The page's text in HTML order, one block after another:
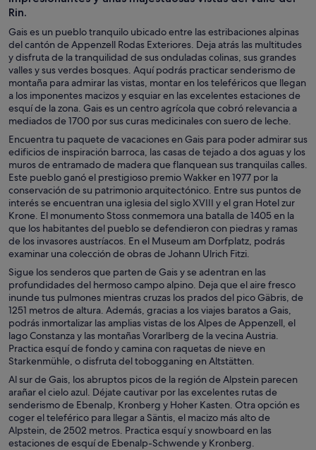
Rin.
Gais es un pueblo tranquilo ubicado entre las estribaciones alpinas
del cantón de Appenzell Rodas Exteriores. Deja atrás las multitudes
y disfruta de la tranquilidad de sus onduladas colinas, sus grandes
valles y sus verdes bosques. Aquí podrás practicar senderismo de
montaña para admirar las vistas, montar en los teleféricos que llegan
a los imponentes macizos y esquiar en las excelentes estaciones de
esquí de la zona. Gais es un centro agrícola que cobró relevancia a
mediados de 1700 por sus curas medicinales con suero de leche.
Encuentra tu paquete de vacaciones en Gais para poder admirar sus
edificios de inspiración barroca, las casas de tejado a dos aguas y los
muros de entramado de madera que flanquean sus tranquilas calles.
Este pueblo ganó el prestigioso premio Wakker en 1977 por la
conservación de su patrimonio arquitectónico. Entre sus puntos de
interés se encuentran una iglesia del siglo XVIII y el gran Hotel zur
Krone. El monumento Stoss conmemora una batalla de 1405 en la
que los habitantes del pueblo se defendieron con piedras y ramas
de los invasores austríacos. En el Museum am Dorfplatz, podrás
examinar una colección de obras de Johann Ulrich Fitzi.
Sigue los senderos que parten de Gais y se adentran en las
profundidades del hermoso campo alpino. Deja que el aire fresco
inunde tus pulmones mientras cruzas los prados del pico Gäbris, de
1251 metros de altura. Además, gracias a los viajes baratos a Gais,
podrás inmortalizar las amplias vistas de los Alpes de Appenzell, el
lago Constanza y las montañas Vorarlberg de la vecina Austria.
Practica esquí de fondo y camina con raquetas de nieve en
Starkenmühle, o disfruta del tobogganing en Altstätten.
Al sur de Gais, los abruptos picos de la región de Alpstein parecen
arañar el cielo azul. Déjate cautivar por las excelentes rutas de
senderismo de Ebenalp, Kronberg y Hoher Kasten. Otra opción es
coger el teleférico para llegar a Säntis, el macizo más alto de
Alpstein, de 2502 metros. Practica esquí y snowboard en las
estaciones de esquí de Ebenalp-Schwende y Kronberg.